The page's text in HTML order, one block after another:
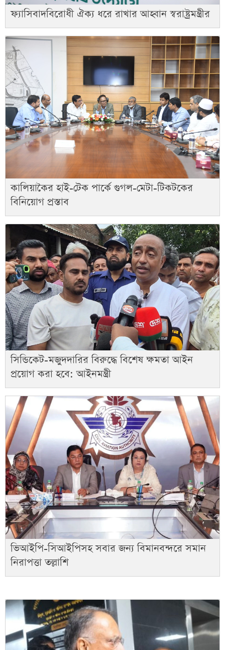
ফ্যাসিবাদবিরোধী ঐক্য ধরে রাখার আহ্বান স্বরাষ্ট্রমন্ত্রীর
কালিয়াকৈর হাই-টেক পার্কে গুগল-মেটা-টিকটকের
বিনিয়োগ প্রস্তাব
সিন্ডিকেট-মজুদদারির বিরুদ্ধে বিশেষ ক্ষমতা আইন
প্রয়োগ করা হবে: আইনমন্ত্রী
ভিআইপি-সিআইপিসহ সবার জন্য বিমানবন্দরে সমান
নিরাপত্তা তল্লাশি